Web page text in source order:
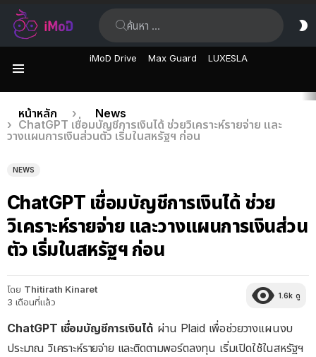
iMoD Drive Max Guard LUXESLA
เรื่อง
ล่าสุด
คุณอยู่ที่นี่:
หน้าหลัก
News
ChatGPT เชื่อมบัญชีการเงินได้ ช่วยวิเคราะห์รายจ่าย และ
วางแผนการเงินส่วนตัว เริ่มในสหรัฐฯ ก่อน
NEWS
ChatGPT เชื่อมบัญชีการเงินได้ ช่วย
วิเคราะห์รายจ่าย และวางแผนการเงินส่วน
ตัว เริ่มในสหรัฐฯ ก่อน
โดย Thitirath Kinaret
3 เดือนที่แล้ว
1.6k ดู
ChatGPT เชื่อมบัญชีการเงินได้ ผ่าน Plaid เพื่อช่วยวางแผนงบ
ประมาณ วิเคราะห์รายจ่าย และติดตามพอร์ตลงทุน เริ่มเปิดใช้ในสหรัฐฯ